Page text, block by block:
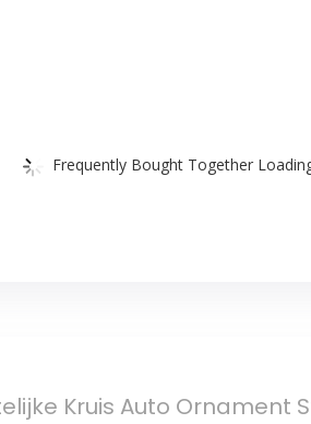
Frequently Bought Together
Kruis Auto Ornament